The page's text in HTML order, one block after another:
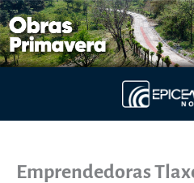
Ir
al
contenido
Emprendedoras